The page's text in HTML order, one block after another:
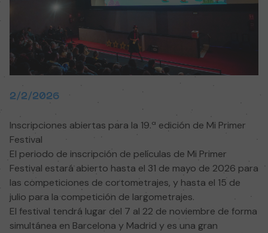
2/2/2026
Inscripciones abiertas para la 19.ª edición de Mi Primer
Festival
El periodo de inscripción de películas de Mi Primer
Festival estará abierto hasta el 31 de mayo de 2026 para
las competiciones de cortometrajes, y hasta el 15 de
julio para la competición de largometrajes.
El festival tendrá lugar del 7 al 22 de noviembre de forma
simultánea en Barcelona y Madrid y es una gran